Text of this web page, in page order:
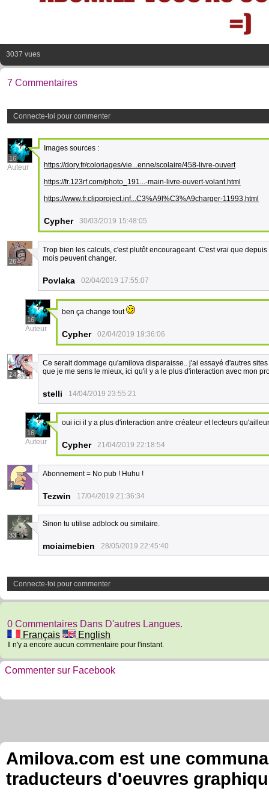
3037 vues
7 Commentaires
Connecte-toi pour commenter
16
Auteur
Images sources :
https://dory.fr/coloriages/vie...enne/scolaire/458-livre-ouvert
https://fr.123rf.com/photo_191...-main-livre-ouvert-volant.html
https://www.fr.clipproject.inf...C3%A9l%C3%A9charger-11993.html
Cypher 30/03/2019 15:48:05
26
Trop bien les calculs, c'est plutôt encourageant. C'est vrai que
mois peuvent changer.
Povlaka 02/04/2019 17:55:07
16
Auteur
ben ça change tout
Cypher 02/04/2019 19:36:06
24
Ce serait dommage qu'amilova disparaisse.. j'ai essayé d'autres
que je me sens le mieux, ici qu'il y a le plus d'interaction avec mon
stelli 14/04/2019 23:55:21
16
Auteur
oui ici il y a plus d'interaction antre créateur et lecteurs
Cypher 21/04/2019 22:18:54
4
Abonnement = No pub ! Huhu !
Tezwin 17/04/2019 21:36:34
33
Sinon tu utilise adblock ou similaire.
moiaimebien 28/05/2019 22:45:40
Connecte-toi pour commenter
0 Commentaires Dans D'autres Langues.
Français
English
Il n'y a encore aucun commentaire pour l'instant.
Commenter sur Facebook
Amilova.com est une
traducteurs d'oeuvres